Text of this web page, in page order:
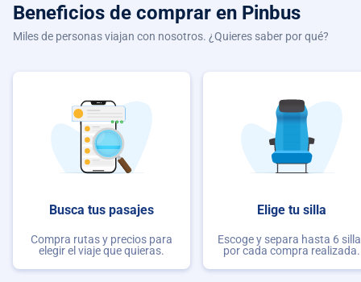
Beneficios de comprar en Pinbus
Miles de personas viajan con nosotros. ¿Quieres saber por qué?
Busca tus pasajes
Compra rutas y precios para
elegir el viaje que quieras.
Elige tu silla
Escoge y separa hasta 6
por cada compra realizada.